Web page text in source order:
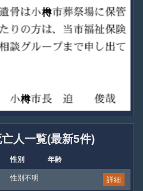
人一覧(最新5件)
性別 年齢
性別不明 詳細